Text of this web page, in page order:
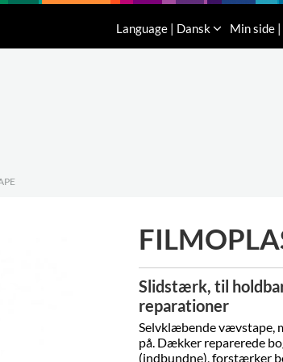
Language | Dansk Min side
Slidstærk, til
reparationer
Selvklæbende vævstape,
på. Dækker reparerede
(indbundne), forstærker